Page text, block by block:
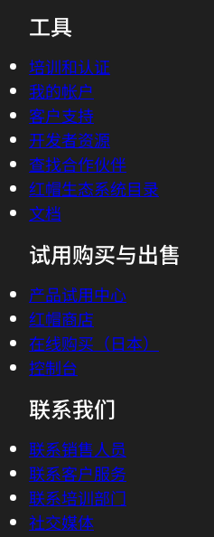
工具
培训和认证
我的帐户
客户支持
开发者资源
查找合作伙伴
红帽生态系统目录
文档
试用购买与出售
产品试用中心
红帽商店
在线购买（日本）
控制台
联系我们
联系销售人员
联系客户服务
联系培训部门
社交媒体